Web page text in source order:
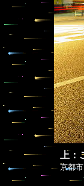
上
京都